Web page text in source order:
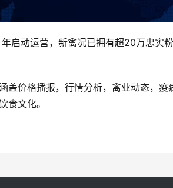
启动运营，新禽况已拥有超20万忠实
盖价格播报，行情分析，禽业动态，
食文化。